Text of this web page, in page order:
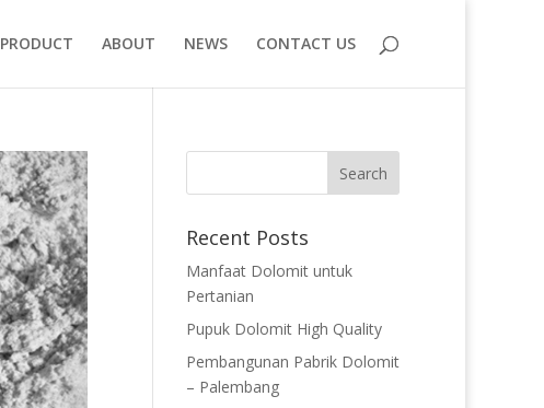
PRODUCT ABOUT NEWS CONTACT US
Recent Posts
Manfaat Dolomit untuk
Pertanian
Pupuk Dolomit High Quality
Pembangunan Pabrik Dolomit
– Palembang